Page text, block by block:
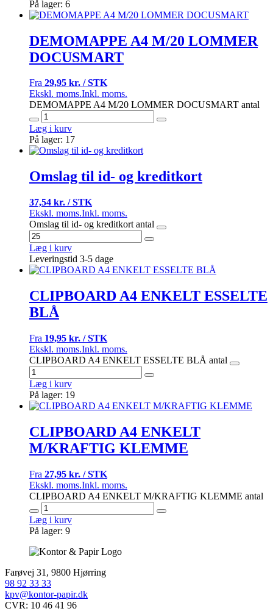
På lager: 6
DEMOMAPPE A4 M/20 LOMMER
DOCUSMART
Fra 29,95 kr. / STK
Ekskl. moms.Inkl. moms.
DEMOMAPPE A4 M/20 LOMMER DOCUSMART antal
Læg i kurv
På lager: 17
Omslag til id- og kreditkort
37,54 kr. / STK
Ekskl. moms.Inkl. moms.
Omslag til id- og kreditkort antal
Læg i kurv
Leveringstid 3-5 dage
CLIPBOARD A4 ENKELT ESSELTE
BLÅ
Fra 19,95 kr. / STK
Ekskl. moms.Inkl. moms.
CLIPBOARD A4 ENKELT ESSELTE BLÅ antal
Læg i kurv
På lager: 19
CLIPBOARD A4 ENKELT
M/KRAFTIG KLEMME
Fra 27,95 kr. / STK
Ekskl. moms.Inkl. moms.
CLIPBOARD A4 ENKELT M/KRAFTIG KLEMME antal
Læg i kurv
På lager: 9
Farøvej 31, 9800 Hjørring
98 92 33 33
kpv@kontor-papir.dk
CVR: 10 46 41 96